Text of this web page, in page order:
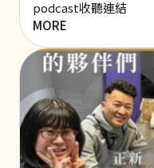
podcast收聽連結
MORE